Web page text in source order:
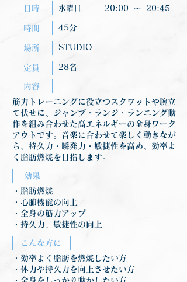
日時 水曜日 20:00 〜 20:45
時間 45分
場所 STUDIO
定員 28名
内容
筋力トレーニングに役立つスクワットや腕立
て伏せに、ジャンプ・ランジ・ランニング動
作を組み合わせた高エネルギーの全身ワーク
アウトです。音楽に合わせて楽しく動きなが
ら、持久力・瞬発力・敏捷性を高め、効率よ
く脂肪燃焼を目指します。
効果
・脂肪燃焼
・心肺機能の向上
・全身の筋力アップ
・持久力、敏捷性の向上
こんな方に
・効率よく脂肪を燃焼したい方
・体力や持久力を向上させたい方
・全身をしっかり動かしたい方